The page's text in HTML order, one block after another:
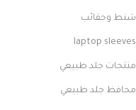
شنط وحقائب
laptop sleeves
منتجات جلد طبيعي
محافظ جلد طبيعي